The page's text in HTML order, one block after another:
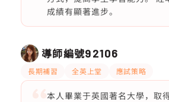
成績有顯著進步。
導師編號92106
長期補習 全英上堂 應試策略
本人畢業于英國著名大學，取